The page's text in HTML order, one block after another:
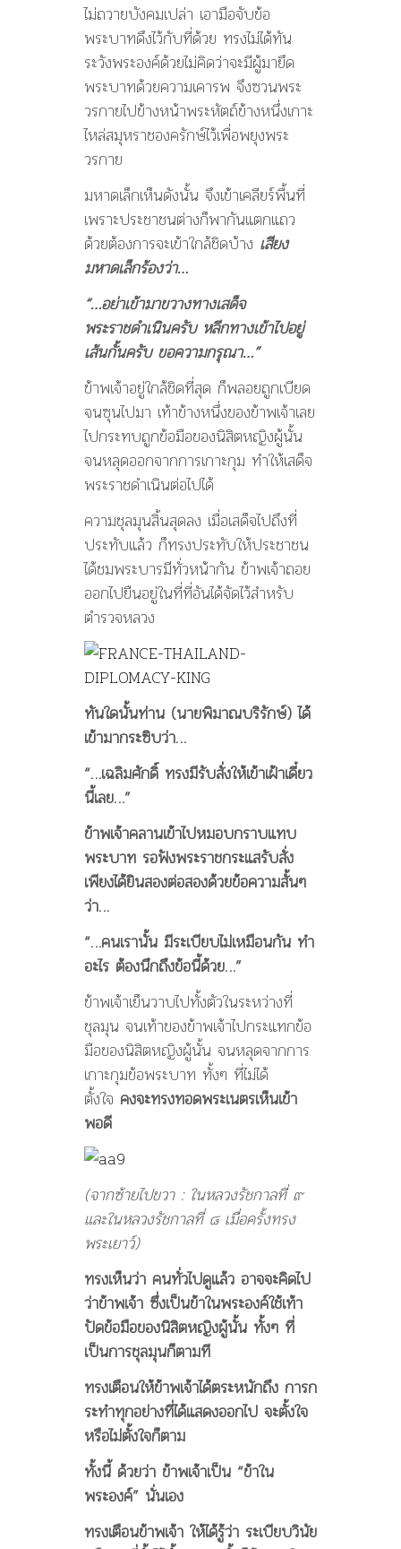
ไม่ถวายบังคมเปล่า เอามือจับข้อ
พระบาทดึงไว้กับที่ด้วย ทรงไม่ได้ทัน
ระวังพระองค์ด้วยไม่คิดว่าจะมีผู้มายึด
พระบาทด้วยความเคารพ จึงซวนพระ
วรกายไปข้างหน้าพระหัตถ์ข้างหนึ่งเกาะ
ไหล่สมุหราชองครักษ์ไว้เพื่อพยุงพระ
วรกาย
มหาดเล็กเห็นดังนั้น จึงเข้าเคลียร์พื้นที่
เพราะประชาชนต่างก็พากันแตกแถว
ด้วยต้องการจะเข้าใกล้ชิดบ้าง เสียง
มหาดเล็กร้องว่า…
“…อย่าเข้ามาขวางทางเสด็จ
พระราชดำเนินครับ หลีกทางเข้าไปอยู่
เส้นกั้นครับ ขอความกรุณา…”
ข้าพเจ้าอยู่ใกล้ชิดที่สุด ก็พลอยถูกเบียด
จนซุนไปมา เท้าข้างหนึ่งของข้าพเจ้าเลย
ไปกระทบถูกข้อมือของนิสิตหญิงผู้นั้น
จนหลุดออกจากการเกาะกุม ทำให้เสด็จ
พระราชดำเนินต่อไปได้
ความชุลมุนสิ้นสุดลง เมื่อเสด็จไปถึงที่
ประทับแล้ว ก็ทรงประทับให้ประชาชน
ได้ชมพระบารมีทั่วหน้ากัน ข้าพเจ้าถอย
ออกไปยืนอยู่ในที่ที่อันได้จัดไว้สำหรับ
ตำรวจหลวง
ทันใดนั้นท่าน (นายพิมาณบริรักษ์) ได้
เข้ามากระซิบว่า…
“…เฉลิมศักดิ์ ทรงมีรับสั่งให้เข้าเฝ้าเดี๋ยว
นี้เลย…”
ข้าพเจ้าคลานเข้าไปหมอบกราบแทบ
พระบาท รอฟังพระราชกระแสรับสั่ง
เพียงได้ยินสองต่อสองด้วยข้อความสั้นๆ
ว่า…
“…คนเรานั้น มีระเบียบไม่เหมือนกัน ทำ
อะไร ต้องนึกถึงข้อนี้ด้วย…”
ข้าพเจ้าเย็นวาบไปทั้งตัวในระหว่างที่
ชุลมุน จนเท้าของข้าพเจ้าไปกระแทกข้อ
มือของนิสิตหญิงผู้นั้น จนหลุดจากการ
เกาะกุมข้อพระบาท ทั้งๆ ที่ไม่ได้
ตั้งใจ คงจะทรงทอดพระเนตรเห็นเข้า
พอดี
(จากซ้ายไปขวา : ในหลวงรัชกาลที่ ๙
และในหลวงรัชกาลที่ ๘ เมื่อครั้งทรง
พระเยาว์)
ทรงเห็นว่า คนทั่วไปดูแล้ว อาจจะคิดไป
ว่าข้าพเจ้า ซึ่งเป็นข้าในพระองค์ใช้เท้า
ปัดข้อมือของนิสิตหญิงผู้นั้น ทั้งๆ ที่
เป็นการชุลมุนก็ตามที
ทรงเตือนให้ข้าพเจ้าได้ตระหนักถึง การก
ระทำทุกอย่างที่ได้แสดงออกไป จะตั้งใจ
หรือไม่ตั้งใจก็ตาม
ทั้งนี้ ด้วยว่า ข้าพเจ้าเป็น “ข้าใน
พระองค์” นั่นเอง
ทรงเตือนข้าพเจ้า ให้ได้รู้ว่า ระเบียบวินัย